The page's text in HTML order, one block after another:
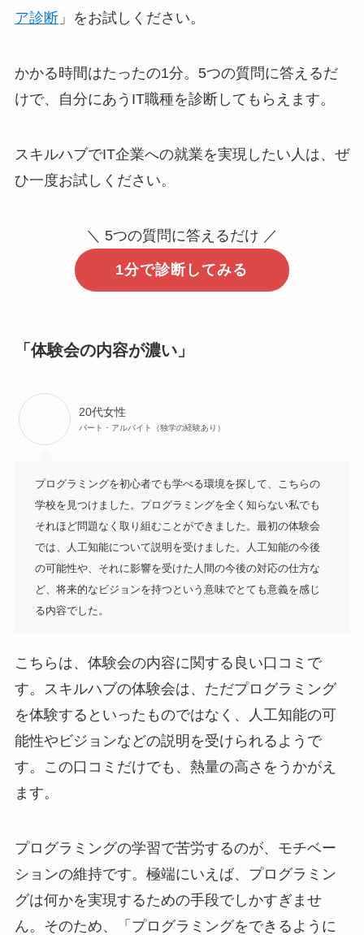
ア診断」をお試しください。
かかる時間はたったの1分。5つの質問に答えるだ
けで、自分にあうIT職種を診断してもらえます。
スキルハブでIT企業への就業を実現したい人は、ぜ
ひ一度お試しください。
＼ 5つの質問に答えるだけ ／
1分で診断してみる
「体験会の内容が濃い」
20代女性
パート・アルバイト（独学の経験あり）
プログラミングを初心者でも学べる環境を探して、こちらの
学校を見つけました。プログラミングを全く知らない私でも
それほど問題なく取り組むことができました。最初の体験会
では、人工知能について説明を受けました。人工知能の今後
の可能性や、それに影響を受けた人間の今後の対応の仕方な
ど、将来的なビジョンを持つという意味でとても意義を感じ
る内容でした。
こちらは、体験会の内容に関する良い口コミで
す。スキルハブの体験会は、ただプログラミング
を体験するといったものではなく、人工知能の可
能性やビジョンなどの説明を受けられるようで
す。この口コミだけでも、熱量の高さをうかがえ
ます。
プログラミングの学習で苦労するのが、モチベー
ションの維持です。極端にいえば、プログラミン
グは何かを実現するための手段でしかすぎませ
ん。そのため、「プログラミングをできるように